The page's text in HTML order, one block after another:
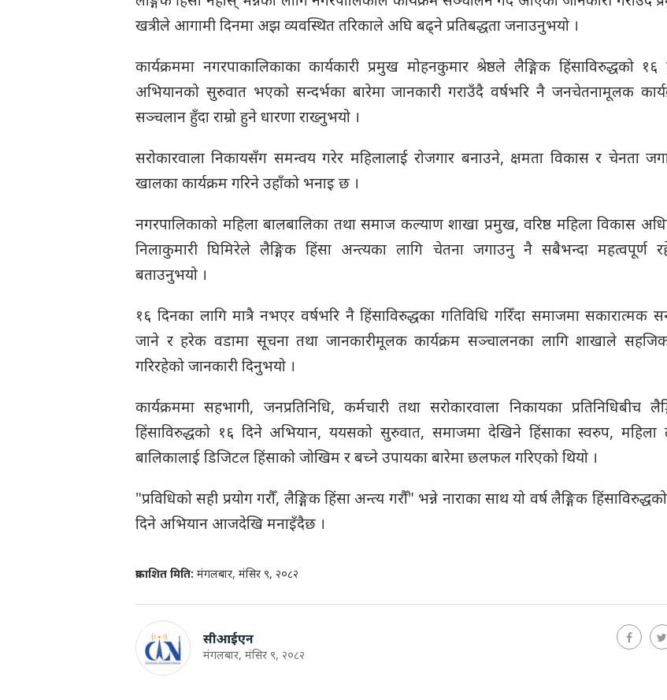
खत्रीले आगामी दिनमा अझ व्यवस्थित तरिकाले अघि बढ्ने प्रतिबद्धता जनाउनुभयो ।
कार्यक्रममा नगरपाकालिकाका कार्यकारी प्रमुख मोहनकुमार श्रेष्ठले लैङ्गिक हिंसाविरुद्धको १६
अभियानको सुरुवात भएको सन्दर्भका बारेमा जानकारी गराउँदै वर्षभरि नै जनचेतनामूलक
सञ्चलान हुँदा राम्रो हुने धारणा राख्नुभयो ।
सरोकारवाला निकायसँग समन्वय गरेर महिलालाई रोजगार बनाउने, क्षमता विकास र चेनता
खालका कार्यक्रम गरिने उहाँको भनाइ छ ।
नगरपालिकाको महिला बालबालिका तथा समाज कल्याण शाखा प्रमुख, वरिष्ठ महिला विकास
निलाकुमारी घिमिरेले लैङ्गिक हिंसा अन्त्यका लागि चेतना जगाउनु नै सबैभन्दा महत्वपूर्ण
बताउनुभयो ।
१६ दिनका लागि मात्रै नभएर वर्षभरि नै हिंसाविरुद्धका गतिविधि गरिँदा समाजमा सकारात्मक
जाने र हरेक वडामा सूचना तथा जानकारीमूलक कार्यक्रम सञ्चालनका लागि शाखाले
गरिरहेको जानकारी दिनुभयो ।
कार्यक्रममा सहभागी, जनप्रतिनिधि, कर्मचारी तथा सरोकारवाला निकायका प्रतिनिधिबीच
हिंसाविरुद्धको १६ दिने अभियान, ययसको सुरुवात, समाजमा देखिने हिंसाका स्वरुप, महिला
बालिकालाई डिजिटल हिंसाको जोखिम र बच्ने उपायका बारेमा छलफल गरिएको थियो ।
"प्रविधिको सही प्रयोग गरौँ, लैङ्गिक हिंसा अन्त्य गरौँ" भन्ने नाराका साथ यो वर्ष लैङ्गिक
दिने अभियान आजदेखि मनाइँदैछ ।
प्रकाशित मिति: मंगलबार, मंसिर ९, २०८२
सीआईएन
मंगलबार, मंसिर ९, २०८२